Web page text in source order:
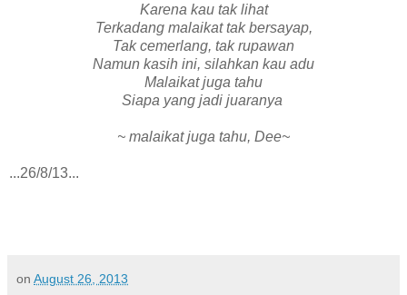
Karena kau tak lihat
Terkadang malaikat tak bersayap,
Tak cemerlang, tak rupawan
Namun kasih ini, silahkan kau adu
Malaikat juga tahu
Siapa yang jadi juaranya
~ malaikat juga tahu, Dee~
...26/8/13...
on August 26, 2013